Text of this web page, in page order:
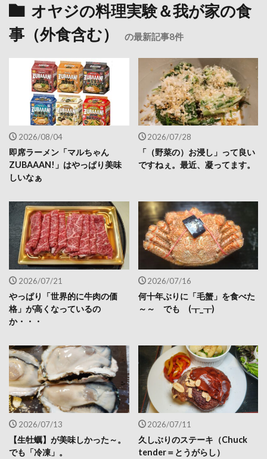
オヤジの料理実験＆我が家の食
事（外食含む）
の最新記事8件
2026/08/04
即席ラーメン「マルちゃん
ZUBAAAN!」はやっぱり美味
しいなぁ
2026/07/28
「（野菜の）お浸し」って良い
ですねぇ。最近、凝ってます。
2026/07/21
やっぱり「世界的に牛肉の価
格」が高くなっているの
か・・・
2026/07/16
何十年ぶりに「毛蟹」を食べた
～～ でも (┰_┰)
2026/07/13
【生牡蠣】が美味しかった～。
でも「冷凍」。
2026/07/11
久しぶりのステーキ（Chuck
tender＝とうがらし）